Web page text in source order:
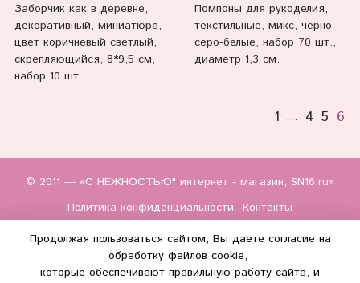
Заборчик как в деревне,
декоративный, миниатюра,
цвет коричневый светлый,
скрепляющийся, 8*9,5 см,
набор 10 шт
Помпоны для рукоделия,
текстильные, микс, черно-
серо-белые, набор 70 шт.,
диаметр 1,3 см.
1 … 4 5 6
© 2011 — «С НЕЖНОСТЬЮ" интернет - магазин, SN16.ru»
Политика конфиденциальности
Контакты
Продолжая пользоваться сайтом, Вы даете согласие на
обработку файлов cookie,
которые обеспечивают правильную работу сайта, и